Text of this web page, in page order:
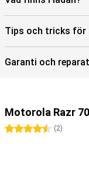
Tips och tricks för
Garanti och
Motorola Razr
4.5 stjärnor
(2)